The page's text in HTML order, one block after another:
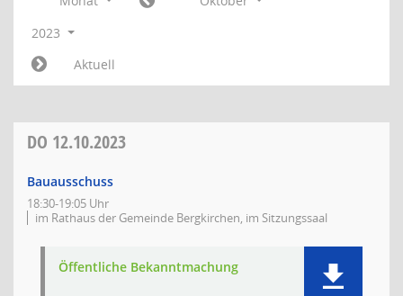
2023
Aktuell
DO 12.10.2023
Bauausschuss
18:30-19:05 Uhr
im Rathaus der Gemeinde Bergkirchen, im Sitzungssaal
Öffentliche Bekanntmachung